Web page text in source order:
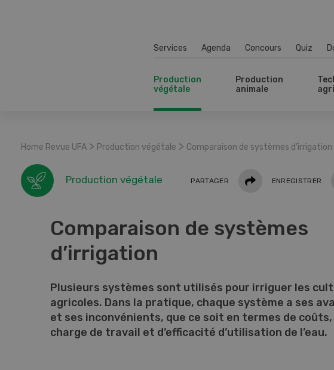
Services Agenda Concours Quiz
Production
végétale
Production
animale
Home Revue UFA > Production végétale > Comparaison de systèmes d’irrigation
Production végétale PARTAGER PartagerENREGISTRER
Comparaison de systèmes
d’irrigation
Plusieurs systèmes sont utilisés pour irriguer les
agricoles. Dans la pratique, chaque système a ses
et ses inconvénients, que ce soit en termes de coûts,
charge de travail et d’efficacité d’utilisation de l’eau.